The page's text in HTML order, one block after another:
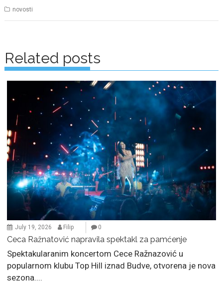
novosti
navigation
Related posts
July 19, 2026 Filip 0
Ceca Ražnatović napravila spektakl za pamćenje
Spektakularanim koncertom Cece Ražnazović u
popularnom klubu Top Hill iznad Budve, otvorena je nova
sezona....